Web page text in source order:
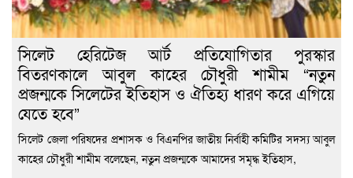
সিলেট হেরিটেজ আর্ট প্রতিযোগিতার পুরস্কার
বিতরণকালে আবুল কাহের চৌধুরী শামীম “নতুন
প্রজন্মকে সিলেটের ইতিহাস ও ঐতিহ্য ধারণ করে এগিয়ে
যেতে হবে”
সিলেট জেলা পরিষদের প্রশাসক ও বিএনপির জাতীয় নির্বাহী কমিটির সদস্য আবুল
কাহের চৌধুরী শামীম বলেছেন, নতুন প্রজন্মকে আমাদের সমৃদ্ধ ইতিহাস,